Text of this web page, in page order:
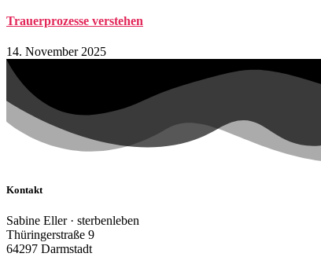
Trauerprozesse verstehen
14. November 2025
Kontakt
Sabine Eller · sterbenleben
Thüringerstraße 9
64297 Darmstadt